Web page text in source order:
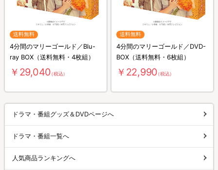
送料無料
4分間のマリーゴールド／Blu-
ray BOX（送料無料・4枚組）
￥29,040（税込）
送料無料
4分間のマリーゴールド／DVD-
BOX（送料無料・6枚組）
￥22,990（税込）
ドラマ・番組グッズ＆DVDページへ
ドラマ・番組一覧へ
人気商品ランキングへ